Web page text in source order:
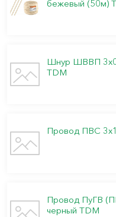
бежевый (50м)
Шнур ШВВП
TDM
Провод ПВС
Провод ПуГВ
черный TDM